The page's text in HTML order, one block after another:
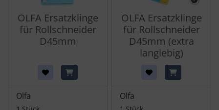
OLFA Ersatzklinge
für Rollschneider
D45mm
Olfa
OLFA Ersatzklinge
für Rollschneider
D45mm (extra
langlebig)
Olfa